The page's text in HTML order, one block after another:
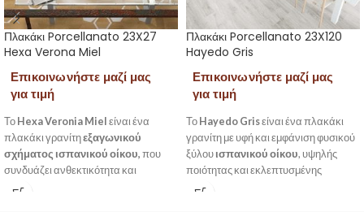
Πλακάκι Porcellanato 23X27
Hexa Verona Miel
Επικοινωνήστε μαζί μας
για τιμή
Το Hexa Veronia Miel είναι ένα
πλακάκι γρανίτηεξαγωνικού
σχήματος ισπανικού οίκου, που
συνδυάζει ανθεκτικότητα και
εκλεπτυσμένη αισθητική. Με
Πλακάκι Porcellanato 23X120
Hayedo Gris
Επικοινωνήστε μαζί μας
για τιμή
Το Hayedo Grisείναι ένα πλακάκι
γρανίτη με υφή και εμφάνιση φυσικού
ξύλου ισπανικού οίκου, υψηλής
ποιότητας και εκλεπτυσμένης
αισθητικής. Με διαστάσεις